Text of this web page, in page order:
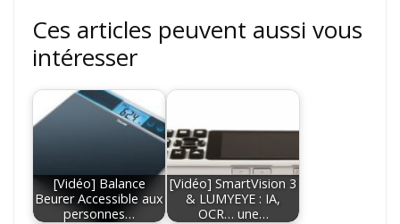
Ces articles peuvent aussi vous
intéresser
[Vidéo] Balance
Beurer Accessible aux
personnes…
[Vidéo] SmartVision 3
& LUMYEYE : IA,
OCR… une…